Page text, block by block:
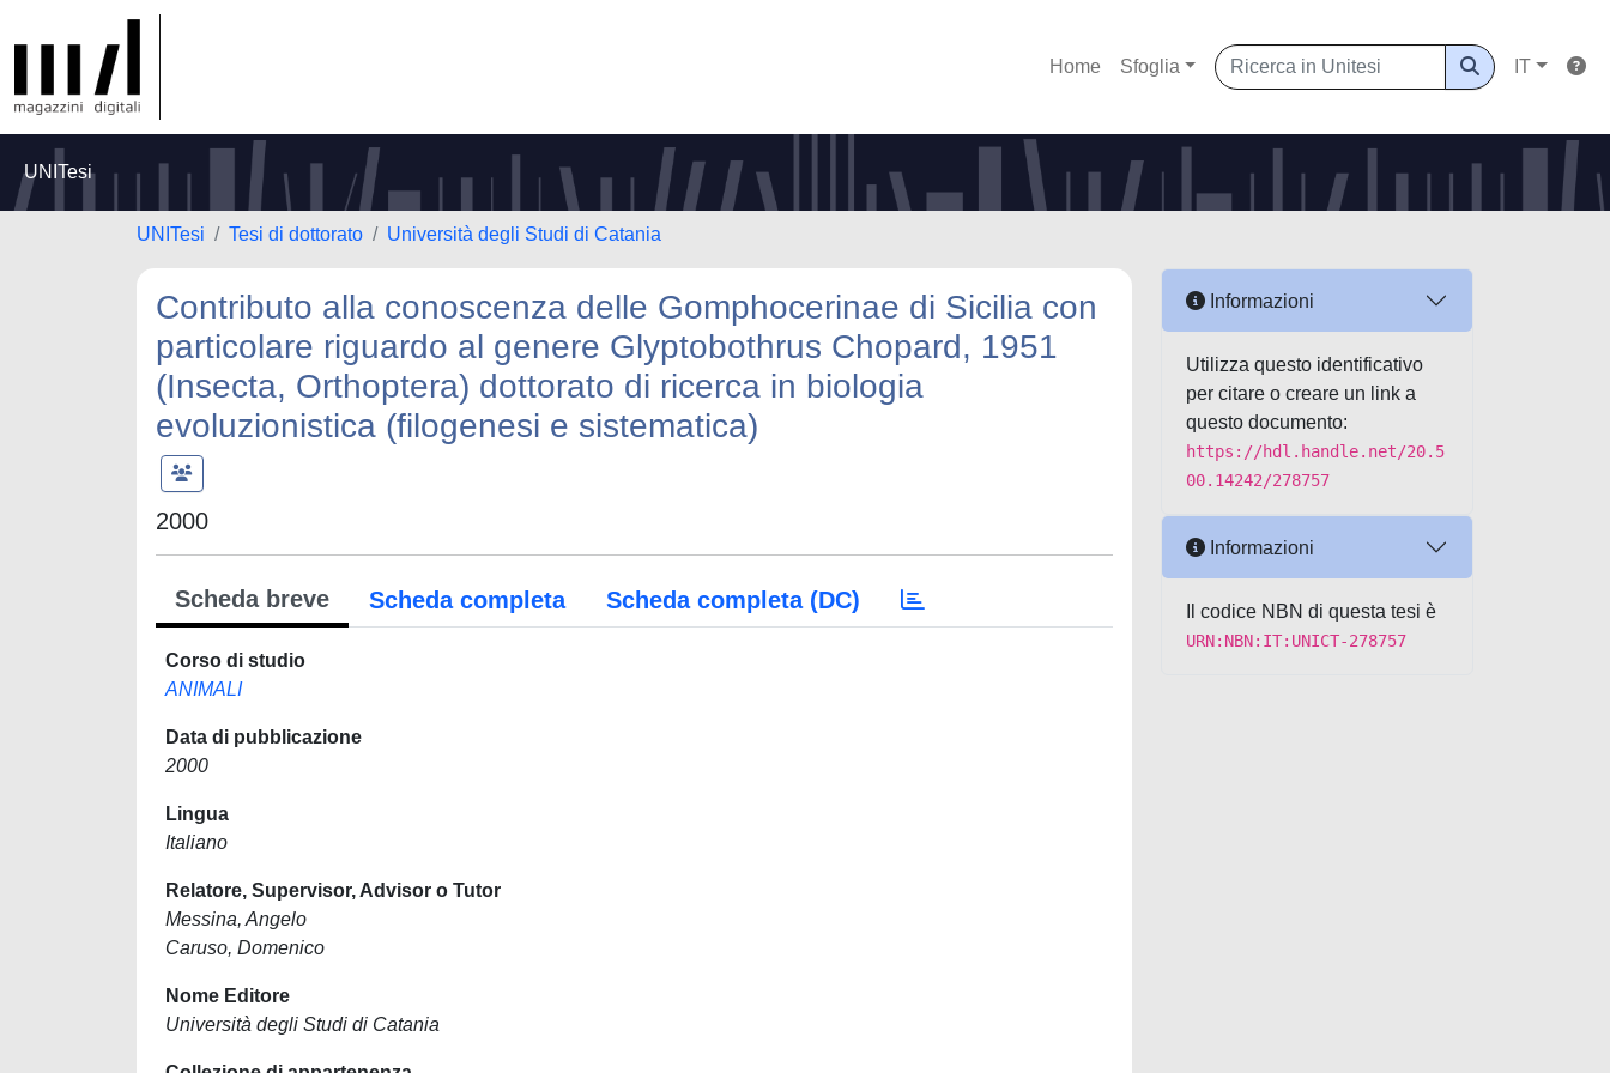
Home Sfoglia IT
UNITesi
UNITesi Tesi di dottorato Università degli Studi di Catania
Contributo alla conoscenza delle Gomphocerinae di Sicilia con
particolare riguardo al genere Glyptobothrus Chopard, 1951
(Insecta, Orthoptera) dottorato di ricerca in biologia
evoluzionistica (filogenesi e sistematica)
2000
Scheda breve Scheda completa Scheda completa (DC)
Corso di studio
ANIMALI
Data di pubblicazione
2000
Lingua
Italiano
Relatore, Supervisor, Advisor o Tutor
Messina, Angelo
Caruso, Domenico
Nome Editore
Università degli Studi di Catania
Informazioni
Utilizza questo identificativo
per citare o creare un link a
questo documento:
https://hdl.handle.net/20.5
00.14242/278757
Informazioni
Il codice NBN di questa tesi è
URN:NBN:IT:UNICT-278757